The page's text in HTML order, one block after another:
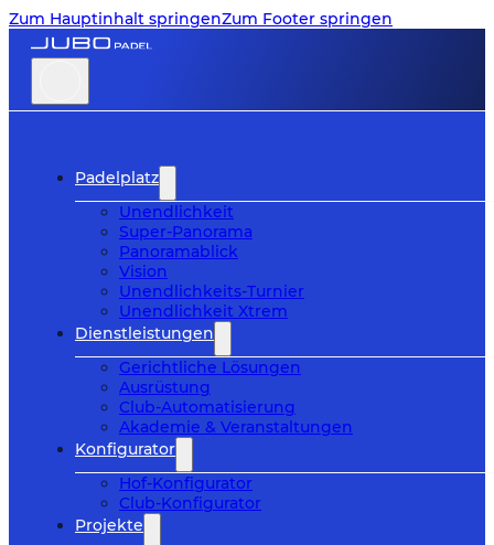
Zum Hauptinhalt springenZum Footer springen
Padelplatz
Unendlichkeit
Super-Panorama
Panoramablick
Vision
Unendlichkeits-Turnier
Unendlichkeit Xtrem
Dienstleistungen
Gerichtliche Lösungen
Ausrüstung
Club-Automatisierung
Akademie & Veranstaltungen
Konfigurator
Hof-Konfigurator
Club-Konfigurator
Projekte